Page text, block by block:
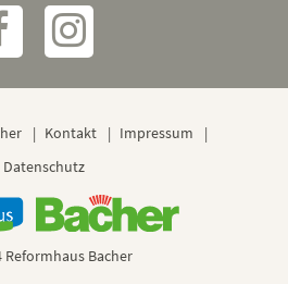
Kontakt
Impressum
Datenschutz
Reformhaus Bacher